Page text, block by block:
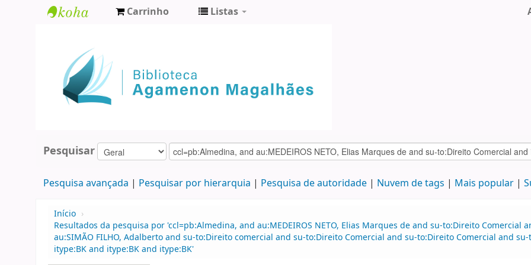
Agamenon
Magalhães
Carrinho Listas
Pesquisar
Pesquisa avançada Pesquisar por hierarquia Pesquisa de autoridade Nuvem de tags Mais popular
Início ›
Resultados da pesquisa por 'ccl=pb:Almedina, and au:MEDEIROS NETO, Elias Marques de and su-to:Direito Comercial
au:SIMÃO FILHO, Adalberto and su-to:Direito comercial and su-to:Direito Comercial and su-to:Direito Comercial and
itype:BK and itype:BK and itype:BK'